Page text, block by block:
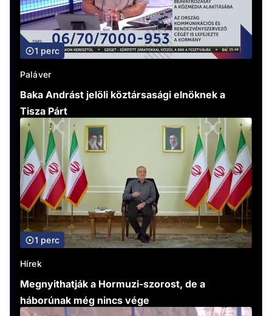
1 perc
Paláver
Baka Andrást jelöli köztársasági elnöknek a
Tisza Párt
1 perc
Hírek
Megnyithatják a Hormuzi-szorost, de a
háborúnak még nincs vége